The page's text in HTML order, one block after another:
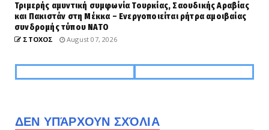
Τριμερής αμυντική συμφωνία Τουρκίας, Σαουδικής Αραβίας
και Πακιστάν στη Μέκκα – Ενεργοποιείται ρήτρα αμοιβαίας
συνδρομής τύπου NATO
ΣΤΟΧΟΣ August 07, 2026
ΔΕΝ ΥΠΆΡΧΟΥΝ ΣΧΌΛΙΑ